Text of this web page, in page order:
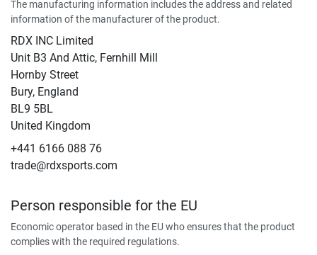
The manufacturing information includes the address and related
information of the manufacturer of the product.
RDX INC Limited
Unit B3 And Attic, Fernhill Mill
Hornby Street
Bury, England
BL9 5BL
United Kingdom
+441 6166 088 76
trade@rdxsports.com
Person responsible for the EU
Economic operator based in the EU who ensures that the product
complies with the required regulations.